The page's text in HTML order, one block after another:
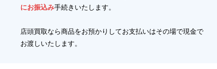
にお振込み手続きいたします。
店頭買取なら商品をお預かりしてお支払いはその場で現金で
お渡しいたします。